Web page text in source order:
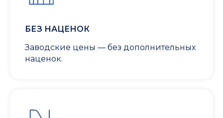
БЕЗ НАЦЕНОК
Заводские цены — без дополнительных
наценок.